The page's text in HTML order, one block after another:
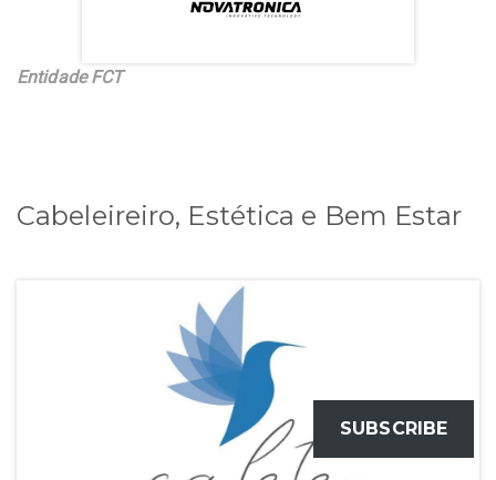
Entidade FCT
Cabeleireiro, Estética e Bem Estar
SUBSCRIBE